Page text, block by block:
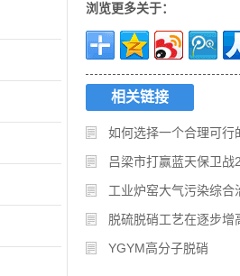
浏览更多关于：
相关链接
如何选择一个合理可行
吕梁市打赢蓝天保卫战
工业炉窑大气污染综合
脱硫脱硝工艺在逐步增
YGYM高分子脱硝